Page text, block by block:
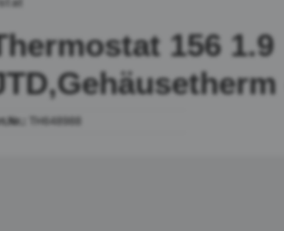
156 1.9
TH648988